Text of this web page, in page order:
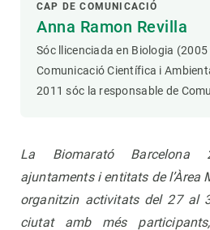
CAP DE COMUNICACIÓ
Anna Ramon Revilla
Sóc llicenciada en Biologia
Comunicació Científica i
2011 sóc la responsable de
La Biomarató Barcelona
ajuntaments i entitats de l’Àrea
organitzin activitats del 27 al
ciutat amb més